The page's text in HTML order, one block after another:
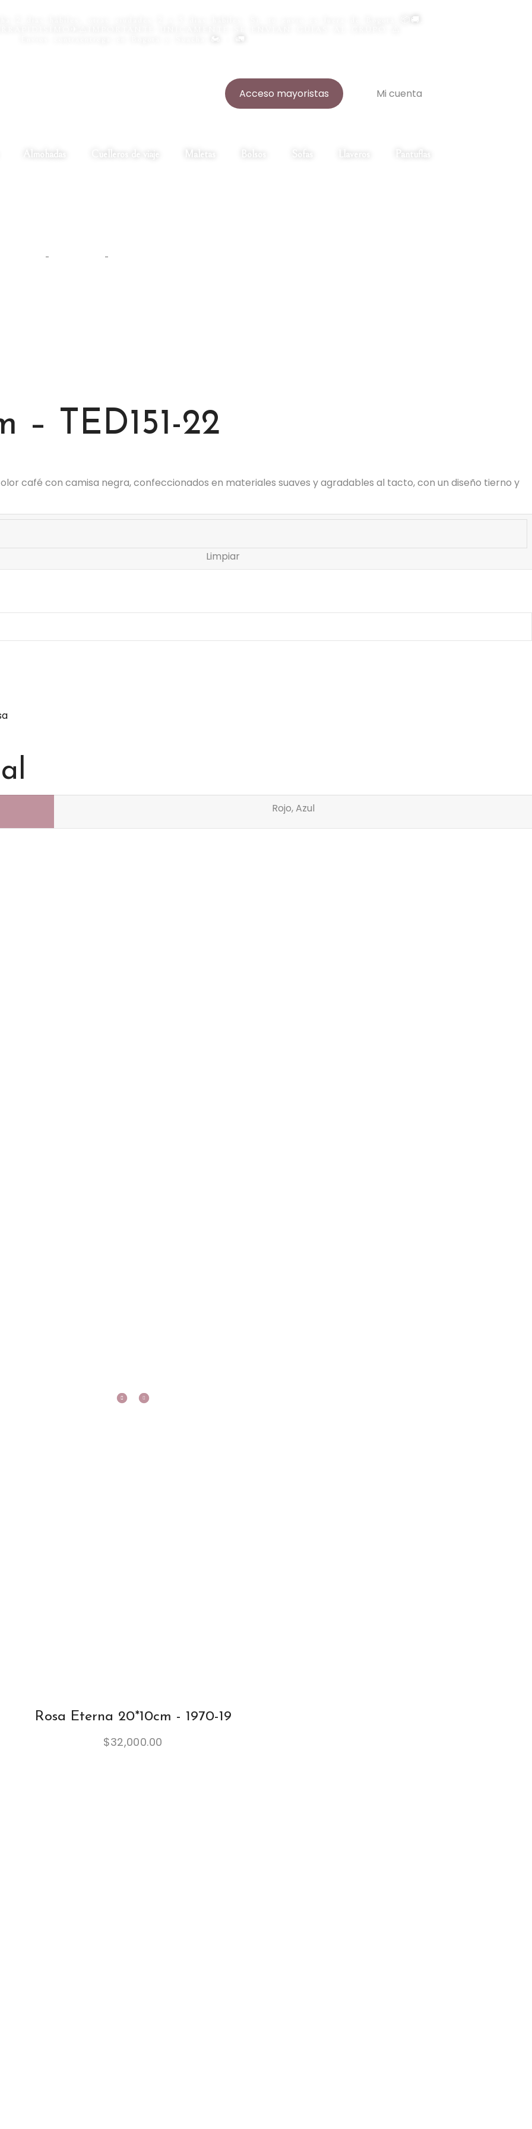
2 dias hábiles, otras ciudades 2 a 5 dias hábiles. Si, tu envío es fuera de Bogotá 📦🚚,
Envíos contraentrega en Bogotá y Soacha 🏍️ - 🚛
Acceso mayoristas Mi cuenta
Almohadas Cuelleros de viaje Maletas Bolsos Sofas Llaveros Pantuflas
– TED151-22
café con camisa negra, confeccionados en materiales suaves y agradables al tacto, con un diseño tierno y
Limpiar
Rojo, Azul
Rosa Eterna 20*10cm - 1970-19
$32,000.00